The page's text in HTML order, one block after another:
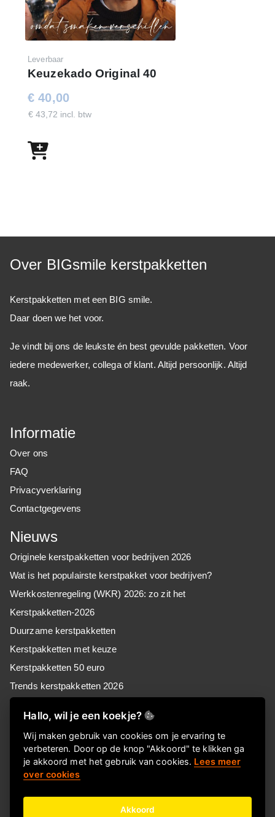
Leverbaar
Keuzekado Original 40
€ 40,00
€ 43,72 incl. btw
Over BIGsmile kerstpakketten
Kerstpakketten met een BIG smile.
Daar doen we het voor.
Je vindt bij ons de leukste én best gevulde pakketten. Voor
iedere medewerker, collega of klant. Altijd persoonlijk. Altijd
raak.
Informatie
Over ons
FAQ
Privacyverklaring
Contactgegevens
Nieuws
Originele kerstpakketten voor bedrijven 2026
Wat is het populairste kerstpakket voor bedrijven?
Werkkostenregeling (WKR) 2026: zo zit het
Kerstpakketten-2026
Duurzame kerstpakketten
Kerstpakketten met keuze
Kerstpakketten 50 euro
Trends kerstpakketten 2026
Kerstpakketten voor retail
Kerstpakketten voor zorg
Goedkope kerstpakketten
Kerstpakket of Keuzekado, wat kies jij?
Hallo, wil je een koekje?
Wij maken gebruik van cookies om je ervaring te
verbeteren. Door op de knop "Akkoord" te klikken ga
je akkoord met het gebruik van cookies. Lees meer
over cookies
Akkoord